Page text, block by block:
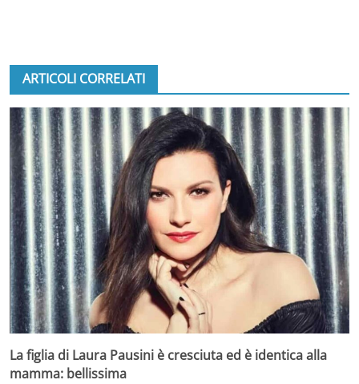
ARTICOLI CORRELATI
La figlia di Laura Pausini è cresciuta ed è identica alla
mamma: bellissima